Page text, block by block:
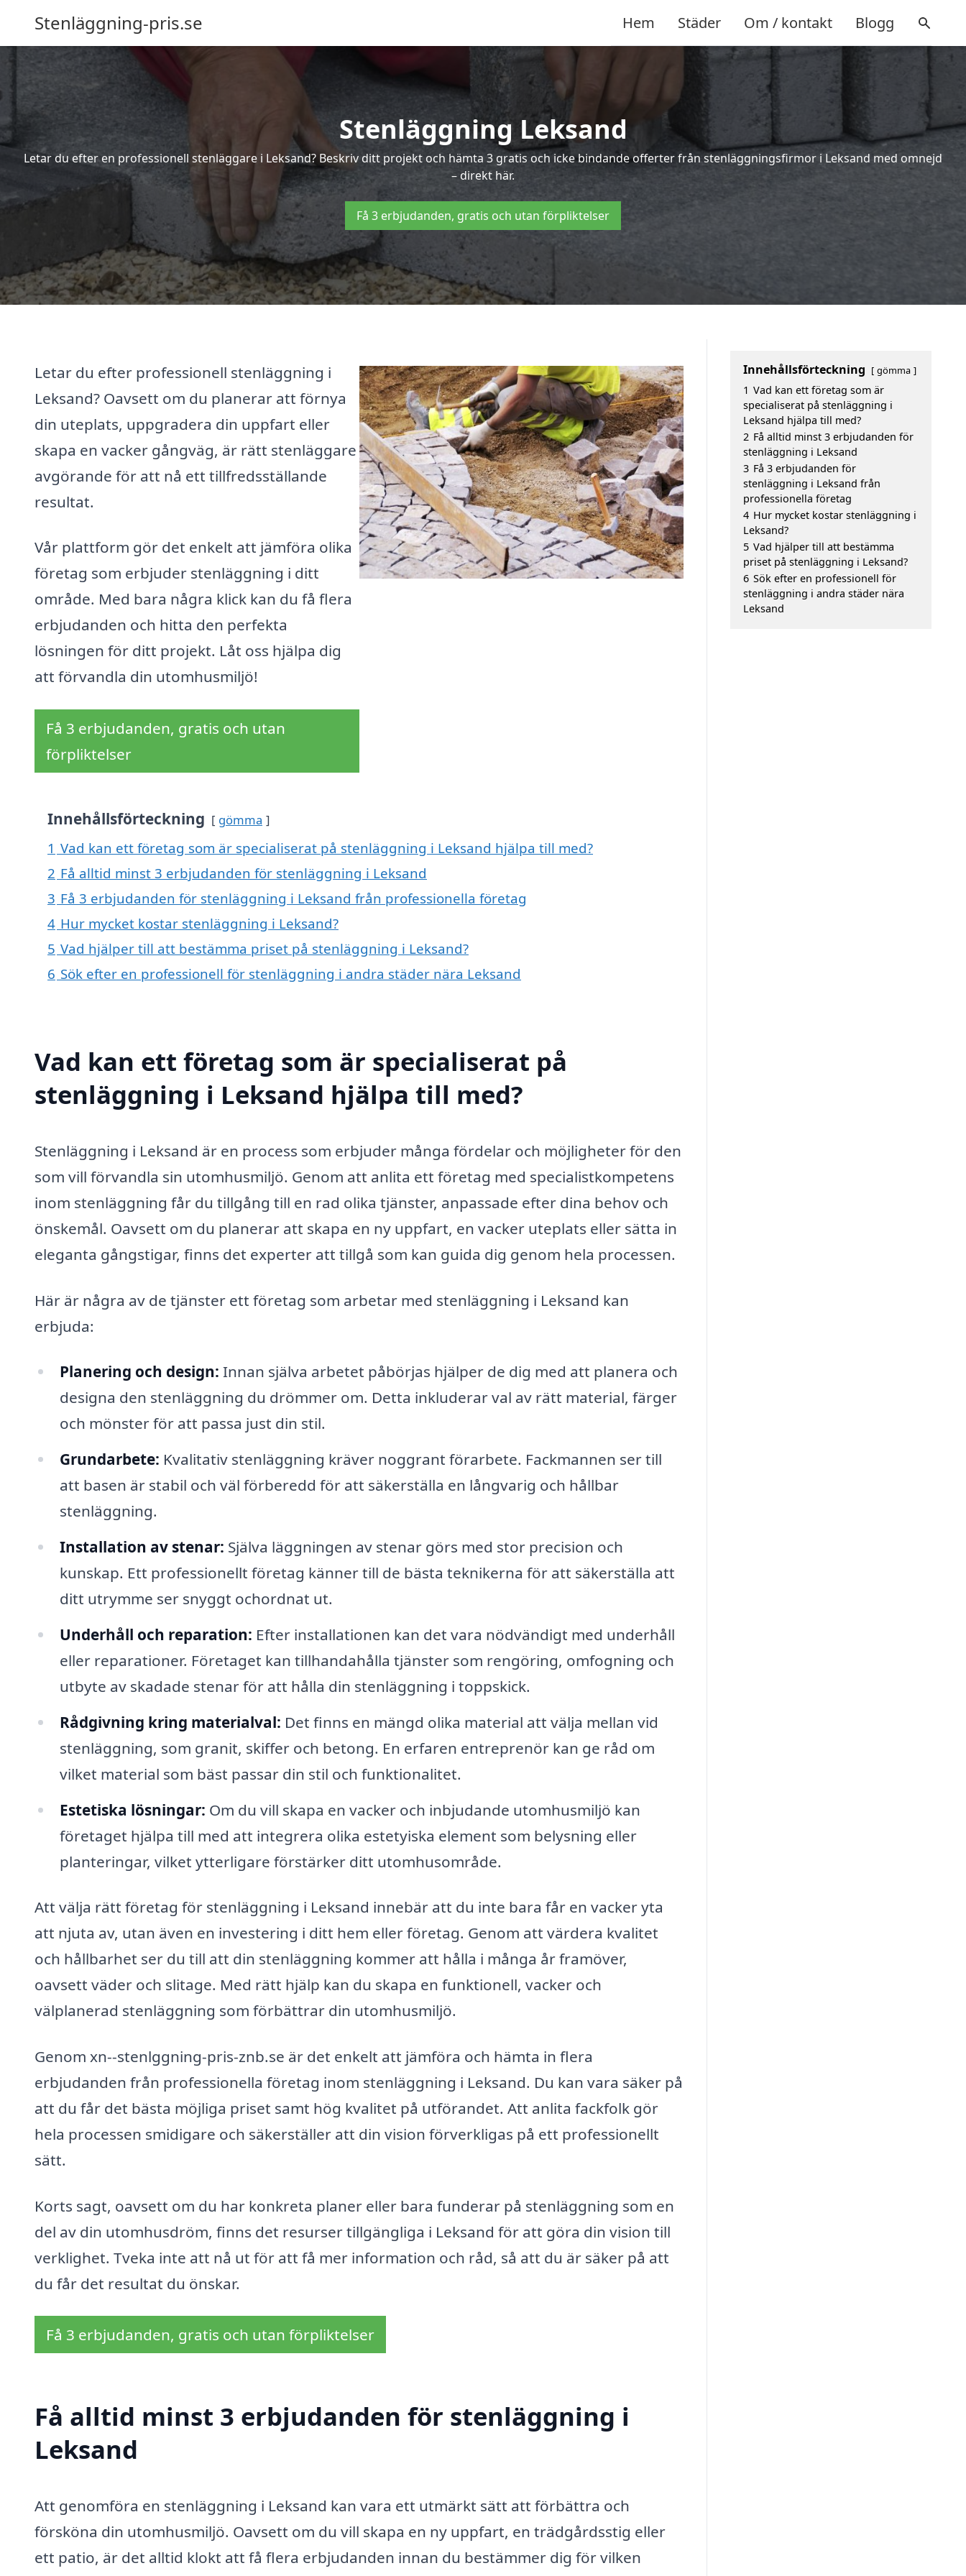
Stenläggning-pris.se Hem Städer Om / kontakt Blogg
Stenläggning Leksand
Letar du efter en professionell stenläggare i Leksand? Beskriv ditt projekt och hämta 3 gratis och icke bindande offerter från stenläggningsfirmor i Leksand med omnejd
– direkt här.
Få 3 erbjudanden, gratis och utan förpliktelser
Letar du efter professionell stenläggning i
Leksand? Oavsett om du planerar att förnya
din uteplats, uppgradera din uppfart eller
skapa en vacker gångväg, är rätt stenläggare
avgörande för att nå ett tillfredsställande
resultat.
Vår plattform gör det enkelt att jämföra olika
företag som erbjuder stenläggning i ditt
område. Med bara några klick kan du få flera
erbjudanden och hitta den perfekta
lösningen för ditt projekt. Låt oss hjälpa dig
att förvandla din utomhusmiljö!
Få 3 erbjudanden, gratis och utan
förpliktelser
Innehållsförteckning gömma
1 Vad kan ett företag som är specialiserat på stenläggning i Leksand hjälpa till med?
2 Få alltid minst 3 erbjudanden för stenläggning i Leksand
3 Få 3 erbjudanden för stenläggning i Leksand från professionella företag
4 Hur mycket kostar stenläggning i Leksand?
5 Vad hjälper till att bestämma priset på stenläggning i Leksand?
6 Sök efter en professionell för stenläggning i andra städer nära Leksand
Vad kan ett företag som är specialiserat på
stenläggning i Leksand hjälpa till med?
Stenläggning i Leksand är en process som erbjuder många fördelar och möjligheter för den
som vill förvandla sin utomhusmiljö. Genom att anlita ett företag med specialistkompetens
inom stenläggning får du tillgång till en rad olika tjänster, anpassade efter dina behov och
önskemål. Oavsett om du planerar att skapa en ny uppfart, en vacker uteplats eller sätta in
eleganta gångstigar, finns det experter att tillgå som kan guida dig genom hela processen.
Här är några av de tjänster ett företag som arbetar med stenläggning i Leksand kan
erbjuda:
Planering och design: Innan själva arbetet påbörjas hjälper de dig med att planera och
designa den stenläggning du drömmer om. Detta inkluderar val av rätt material, färger
och mönster för att passa just din stil.
Grundarbete: Kvalitativ stenläggning kräver noggrant förarbete. Fackmannen ser till
att basen är stabil och väl förberedd för att säkerställa en långvarig och hållbar
stenläggning.
Installation av stenar: Själva läggningen av stenar görs med stor precision och
kunskap. Ett professionellt företag känner till de bästa teknikerna för att säkerställa att
ditt utrymme ser snyggt ochordnat ut.
Underhåll och reparation: Efter installationen kan det vara nödvändigt med underhåll
eller reparationer. Företaget kan tillhandahålla tjänster som rengöring, omfogning och
utbyte av skadade stenar för att hålla din stenläggning i toppskick.
Rådgivning kring materialval: Det finns en mängd olika material att välja mellan vid
stenläggning, som granit, skiffer och betong. En erfaren entreprenör kan ge råd om
vilket material som bäst passar din stil och funktionalitet.
Estetiska lösningar: Om du vill skapa en vacker och inbjudande utomhusmiljö kan
företaget hjälpa till med att integrera olika estetyiska element som belysning eller
planteringar, vilket ytterligare förstärker ditt utomhusområde.
Att välja rätt företag för stenläggning i Leksand innebär att du inte bara får en vacker yta
att njuta av, utan även en investering i ditt hem eller företag. Genom att värdera kvalitet
och hållbarhet ser du till att din stenläggning kommer att hålla i många år framöver,
oavsett väder och slitage. Med rätt hjälp kan du skapa en funktionell, vacker och
välplanerad stenläggning som förbättrar din utomhusmiljö.
Genom xn--stenlggning-pris-znb.se är det enkelt att jämföra och hämta in flera
erbjudanden från professionella företag inom stenläggning i Leksand. Du kan vara säker på
att du får det bästa möjliga priset samt hög kvalitet på utförandet. Att anlita fackfolk gör
hela processen smidigare och säkerställer att din vision förverkligas på ett professionellt
sätt.
Korts sagt, oavsett om du har konkreta planer eller bara funderar på stenläggning som en
del av din utomhusdröm, finns det resurser tillgängliga i Leksand för att göra din vision till
verklighet. Tveka inte att nå ut för att få mer information och råd, så att du är säker på att
du får det resultat du önskar.
Få 3 erbjudanden, gratis och utan förpliktelser
Få alltid minst 3 erbjudanden för stenläggning i
Leksand
Att genomföra en stenläggning i Leksand kan vara ett utmärkt sätt att förbättra och
försköna din utomhusmiljö. Oavsett om du vill skapa en ny uppfart, en trädgårdsstig eller
ett patio, är det alltid klokt att få flera erbjudanden innan du bestämmer dig för vilken
Innehållsförteckning gömma
1 Vad kan ett företag som är
specialiserat på stenläggning i
Leksand hjälpa till med?
2 Få alltid minst 3 erbjudanden för
stenläggning i Leksand
3 Få 3 erbjudanden för
stenläggning i Leksand från
professionella företag
4 Hur mycket kostar stenläggning i
Leksand?
5 Vad hjälper till att bestämma
priset på stenläggning i Leksand?
6 Sök efter en professionell för
stenläggning i andra städer nära
Leksand